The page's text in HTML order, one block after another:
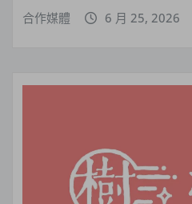
合作媒體 6 月 25, 2026